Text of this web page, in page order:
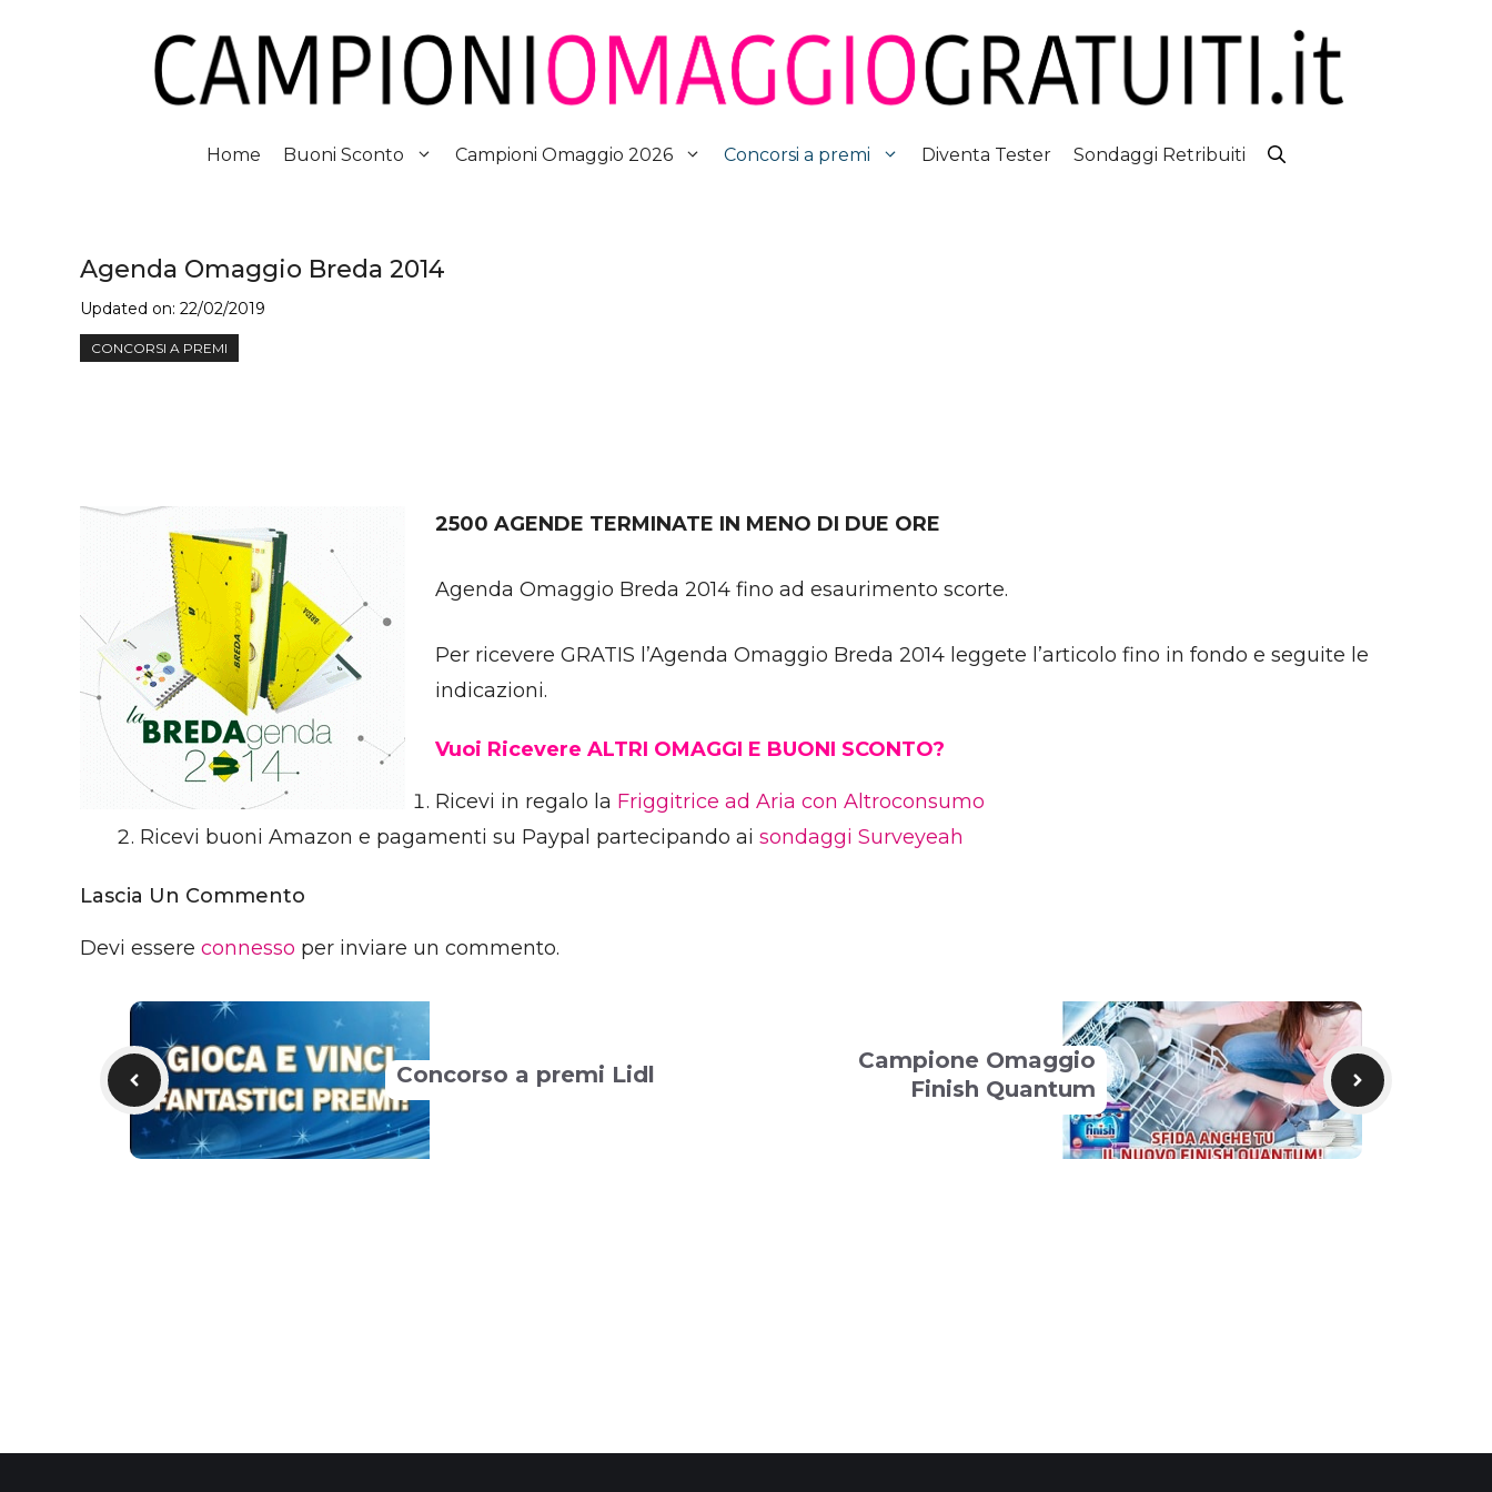
Home Buoni Sconto Campioni Omaggio 2026 Concorsi a premi Diventa Tester Sondaggi Retribuiti
Agenda Omaggio Breda 2014
Updated on: 22/02/2019
CONCORSI A PREMI
2500 AGENDE TERMINATE IN MENO DI DUE ORE
Agenda Omaggio Breda 2014 fino ad esaurimento scorte.
Per ricevere GRATIS l’Agenda Omaggio Breda 2014 leggete l’articolo fino in fondo e seguite le
indicazioni.
Vuoi Ricevere ALTRI OMAGGI E BUONI SCONTO?
Ricevi in regalo la Friggitrice ad Aria con Altroconsumo
Ricevi buoni Amazon e pagamenti su Paypal partecipando ai sondaggi Surveyeah
Lascia Un Commento
Devi essere connesso per inviare un commento.
Concorso a premi Lidl
Campione Omaggio
Finish Quantum